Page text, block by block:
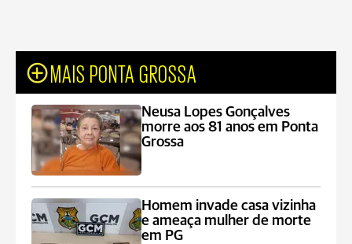
MAIS PONTA GROSSA
Neusa Lopes Gonçalves
morre aos 81 anos em Ponta
Grossa
Homem invade casa vizinha
e ameaça mulher de morte
em PG